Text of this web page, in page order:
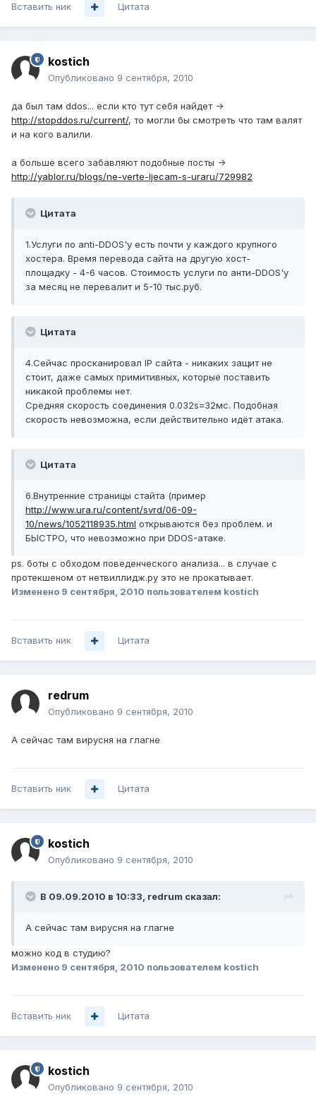
Вставить ник Цитата
kostich
Опубликовано 9 сентября, 2010
да был там ddos... если кто тут себя найдет ->
http://stopddos.ru/current/, то могли бы смотреть что там валят
и на кого валили.
а больше всего забавляют подобные посты ->
http://yablor.ru/blogs/ne-verte-ljecam-s-uraru/729982
Цитата
1.Услуги по anti-DDOS'у есть почти у каждого крупного
хостера. Время перевода сайта на другую хост-
площадку - 4-6 часов. Стоимость услуги по анти-DDOS'у
за месяц не перевалит и 5-10 тыс.руб.
Цитата
4.Сейчас просканировал IP сайта - никаких защит не
стоит, даже самых примитивных, которые поставить
никакой проблемы нет.
Средняя скорость соединения 0.032s=32мс. Подобная
скорость невозможна, если действительно идёт атака.
Цитата
6.Внутренние страницы стайта (пример
http://www.ura.ru/content/svrd/06-09-
10/news/1052118935.html открываются без проблем. и
БЫСТРО, что невозможно при DDOS-атаке.
ps. боты с обходом поведенческого анализа... в случае с
протекшеном от нетвиллидж.ру это не прокатывает.
Изменено 9 сентября, 2010 пользователем kostich
Вставить ник Цитата
redrum
Опубликовано 9 сентября, 2010
А сейчас там вирусня на глагне
Вставить ник Цитата
kostich
Опубликовано 9 сентября, 2010
В 09.09.2010 в 10:33, redrum сказал:
А сейчас там вирусня на глагне
можно код в студию?
Изменено 9 сентября, 2010 пользователем kostich
Вставить ник Цитата
kostich
Опубликовано 9 сентября, 2010